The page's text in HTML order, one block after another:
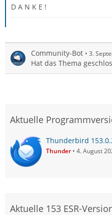
D A N K E !
Community-Bot 3.
Hat das Thema
Aktuelle
Thunderbird
Thunder 4. August
Aktuelle 153 ESR-